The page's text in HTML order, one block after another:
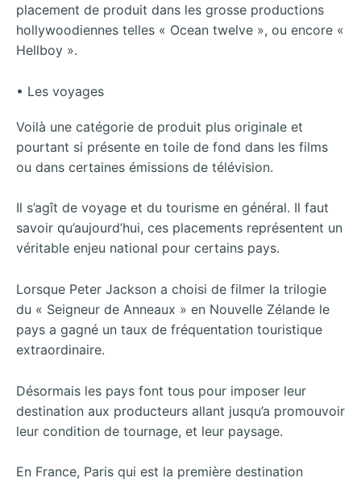
placement de produit dans les grosse productions
hollywoodiennes telles « Ocean twelve », ou encore «
Hellboy ».
• Les voyages
Voilà une catégorie de produit plus originale et
pourtant si présente en toile de fond dans les films
ou dans certaines émissions de télévision.
Il s’agît de voyage et du tourisme en général. Il faut
savoir qu’aujourd’hui, ces placements représentent un
véritable enjeu national pour certains pays.
Lorsque Peter Jackson a choisi de filmer la trilogie
du « Seigneur de Anneaux » en Nouvelle Zélande le
pays a gagné un taux de fréquentation touristique
extraordinaire.
Désormais les pays font tous pour imposer leur
destination aux producteurs allant jusqu’a promouvoir
leur condition de tournage, et leur paysage.
En France, Paris qui est la première destination